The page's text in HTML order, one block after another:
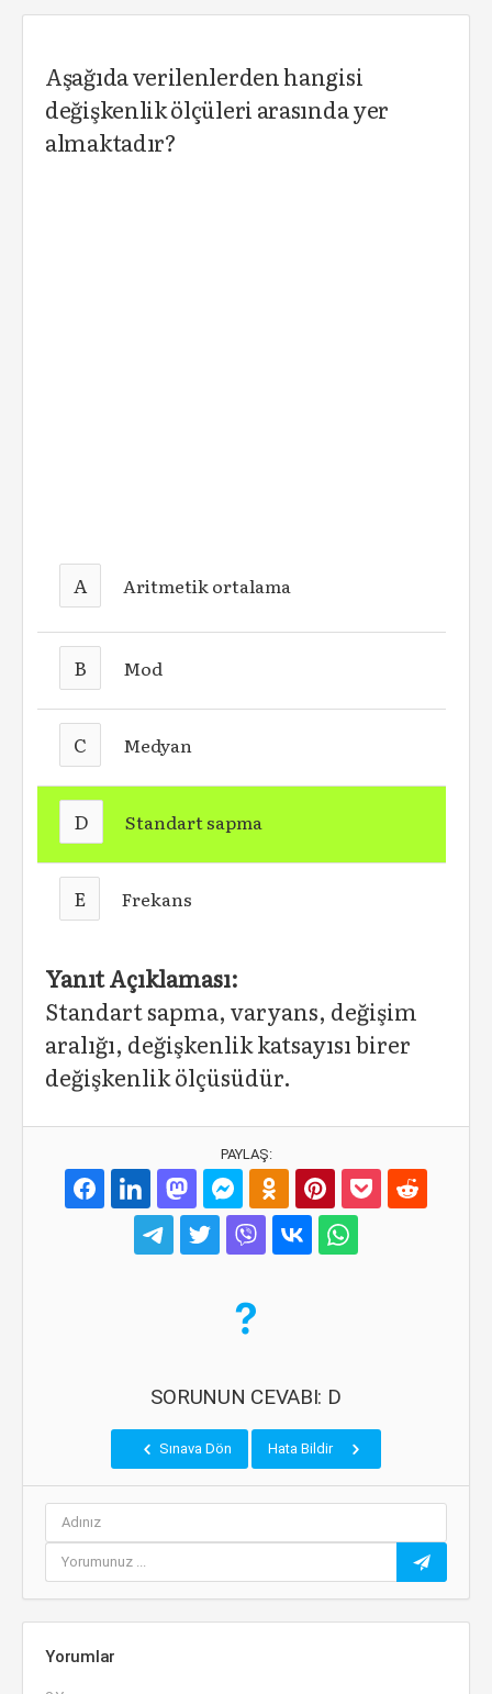
Aşağıda verilenlerden hangisi
değişkenlik ölçüleri arasında yer
almaktadır?
A Aritmetik ortalama
B Mod
C Medyan
D Standart sapma
E Frekans
Yanıt Açıklaması:
Standart sapma, varyans, değişim
aralığı, değişkenlik katsayısı birer
değişkenlik ölçüsüdür.
PAYLAŞ:
SORUNUN CEVABI: D
Sınava Dön Hata Bildir
Yorumlar